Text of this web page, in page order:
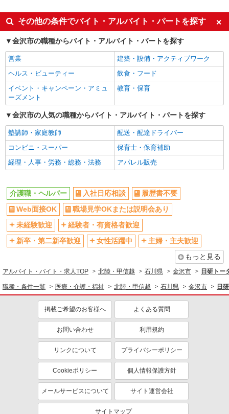
株式会社トラストグロース 中部支社
有料老人ホームでの介護業務全般
給与詳細 ※経験・資格考慮します！ 派遣時
給：1300円〜1400円
石川県金沢市野田
キープ 詳細を見る
未経験歓迎
ミドル（40代～）活躍中
週2～3日勤務OK
深夜
交通費支給
社会保険あり
その他の条件でバイト・アルバイト・パートを探す
金沢市の職種からバイト・アルバイト・パートを探す
営業
建築・設備・アクティブワーク
ヘルス・ビューティー
飲食・フード
イベント・キャンペーン・アミュ
ーズメント
教育・保育
金沢市の人気の職種からバイト・アルバイト・パートを探す
塾講師・家庭教師
配送・配達ドライバー
コンビニ・スーパー
保育士・保育補助
経理・人事・労務・総務・法務
アパレル販売
介護職・ヘルパー 入社日応相談
履歴書不要
Web面接OK
職場見学OKまたは説明会あり
未経験歓迎
経験者・有資格者歓迎
新卒・第二新卒歓迎
女性活躍中
主婦・主夫歓迎
もっと見る
アルバイト・バイト・求人TOP 北陸・甲信越 石川県 金沢市 日研トー
職種・条件一覧 医療・介護・福祉 北陸・甲信越 石川県 金沢市 日
掲載ご希望のお客様へ よくある質問
お問い合わせ 利用規約
リンクについて プライバシーポリシー
Cookieポリシー 個人情報保護方針
メールサービスについて サイト運営会社
サイトマップ